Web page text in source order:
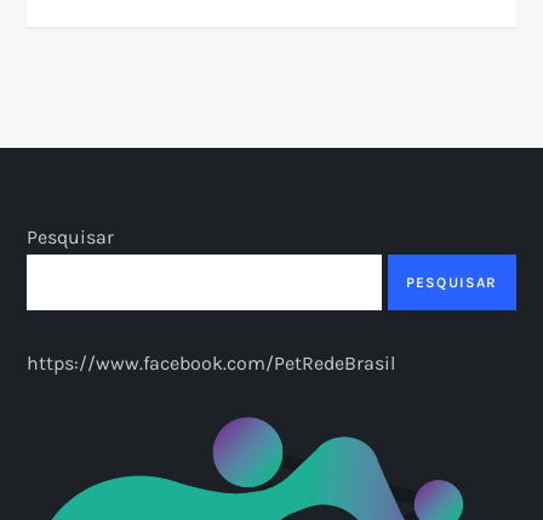
Pesquisar
PESQUISAR
https://www.facebook.com/PetRedeBrasil